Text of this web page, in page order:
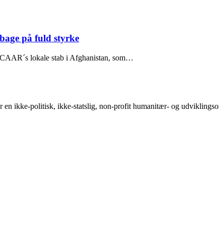
på fuld styrke
lokale stab i Afghanistan, som…
ikke-politisk, ikke-statslig, non-profit humanitær- og